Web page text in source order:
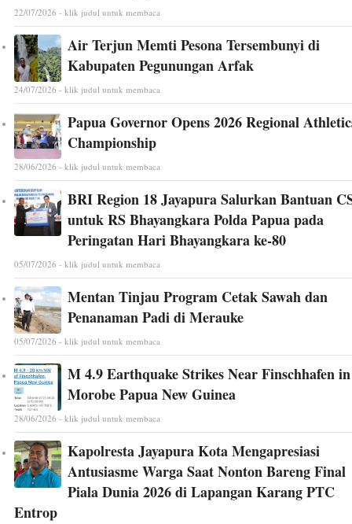
22/07/2026 - klik judul untuk membaca
Air Terjun Memti Pesona Tersembunyi di
Kabupaten Pegunungan Arfak
24/07/2026 - klik judul untuk membaca
Papua Governor Opens 2026 Regional
Championship
28/06/2026 - klik judul untuk membaca
BRI Region 18 Jayapura Salurkan Bantuan
untuk RS Bhayangkara Polda Papua pada
Peringatan Hari Bhayangkara ke-80
05/07/2026 - klik judul untuk membaca
Mentan Tinjau Program Cetak Sawah dan
Penanaman Padi di Merauke
05/07/2026 - klik judul untuk membaca
M 4.9 Earthquake Strikes Near Finschhafen in
Morobe Papua New Guinea
28/06/2026 - klik judul untuk membaca
Kapolresta Jayapura Kota Mengapresiasi
Antusiasme Warga Saat Nonton Bareng Final
Piala Dunia 2026 di Lapangan Karang PTC
Entrop